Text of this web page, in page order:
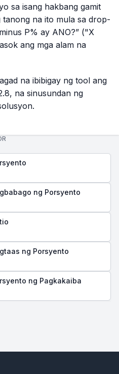
sa isang hakbang gamit
tanong na ito mula sa drop-
P% ay ANO?” ("X
ang mga alam na
na ibibigay ng tool ang
na sinusundan ng
ng Porsyento
ng Porsyento
ng Pagkakaiba